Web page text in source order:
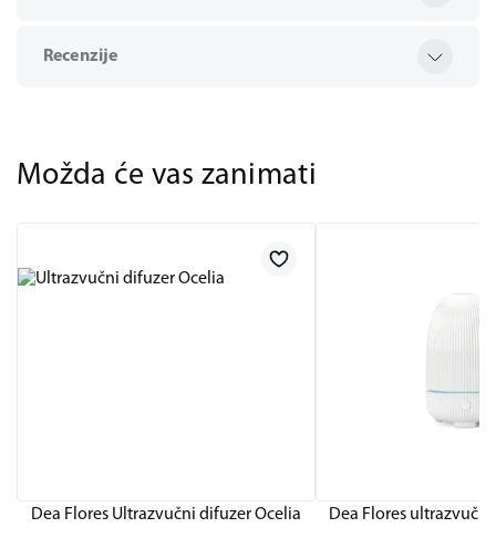
Recenzije
Možda će vas zanimati
Dea Flores Ultrazvučni difuzer Ocelia Dea Flores